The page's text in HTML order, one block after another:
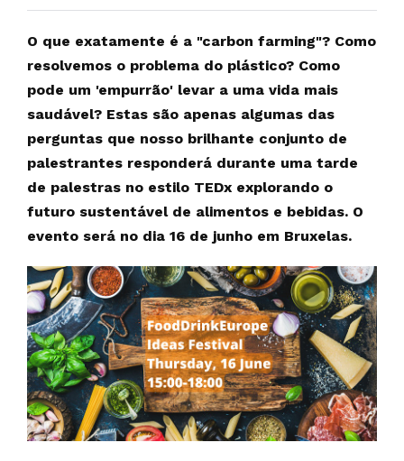
O que exatamente é a "carbon farming"? Como
resolvemos o problema do plástico? Como
pode um 'empurrão' levar a uma vida mais
saudável? Estas são apenas algumas das
perguntas que nosso brilhante conjunto de
palestrantes responderá durante uma tarde
de palestras no estilo TEDx explorando o
futuro sustentável de alimentos e bebidas. O
evento será no dia 16 de junho em Bruxelas.